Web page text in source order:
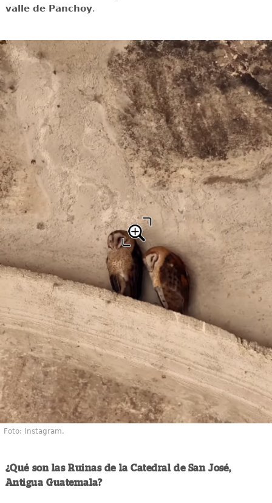
valle de Panchoy.
Foto: Instagram.
¿Qué son las Ruinas de la Catedral de San José,
Antigua Guatemala?